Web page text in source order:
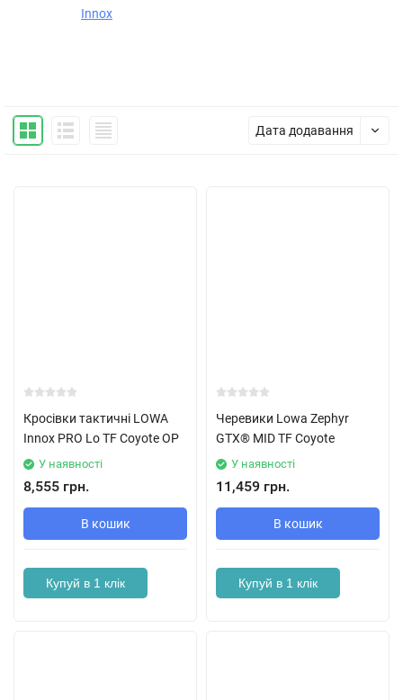
Innox
Дата додавання
Кросівки тактичні LOWA
Innox PRO Lo TF Coyote OP
У наявності
8,555 грн.
В кошик
Купуй в 1 клік
Черевики Lowa Zephyr
GTX® MID TF Coyote
У наявності
11,459 грн.
В кошик
Купуй в 1 клік